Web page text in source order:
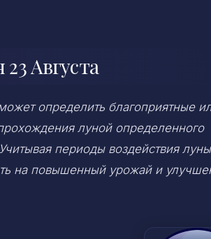
Августа
определить благоприятные
луной определенного
периоды воздействия
на повышенный урожай и